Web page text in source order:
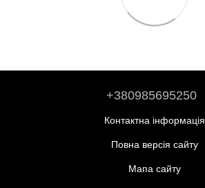
+380985695250
Контактна інформація
Повна версія сайту
Мапа сайту